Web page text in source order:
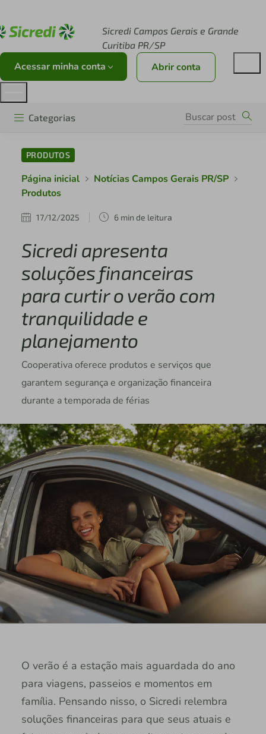
Sicredi Campos Gerais e Grande
Curitiba PR/SP
Acessar minha conta Abrir conta
Categorias
PRODUTOS
Página inicial
Notícias Campos Gerais PR/SP
Produtos
17/12/2025 6 min de leitura
Sicredi apresenta
soluções financeiras
para curtir o verão com
tranquilidade e
planejamento
Cooperativa oferece produtos e serviços que
garantem segurança e organização financeira
durante a temporada de férias
O verão é a estação mais aguardada do ano
para viagens, passeios e momentos em
família. Pensando nisso, o Sicredi relembra
soluções financeiras para que seus atuais e